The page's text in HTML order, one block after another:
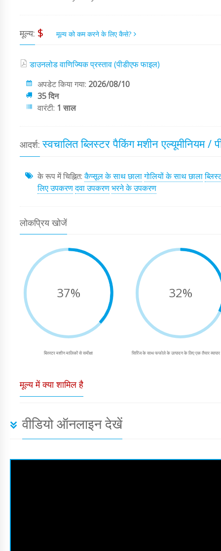
मूल्य: $ मूल्य को कम करने के लिए कैसे?
डाउनलोड वाणिज्यिक प्रस्ताव (पीडीएफ फाइल)
अपडेट किया गया: 2026/08/10
35 दिन
वारंटी: 1 साल
आदर्श: स्वचालित ब्लिस्टर पैकिंग मशीन एल्यूमीनियम /
के रूप में चिह्नित:कैप्सूल के साथ छालागोलियों के साथ छाला
लिए उपकरणदवा उपकरणभरने के उपकरण
लोकप्रिय खोजें
37%
ब्लिस्टर मशीन मालिकों से समीक्षा
32%
सिरिंज के साथ फफोले के उत्पादन के लिए एक तैयार
मूल्य में क्या शामिल है
वीडियो ऑनलाइन देखें